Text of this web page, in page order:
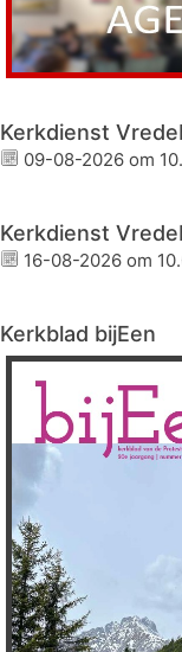
Kerkdienst
09-08-2026 om
Kerkdienst
16-08-2026 om
Kerkblad bijEen